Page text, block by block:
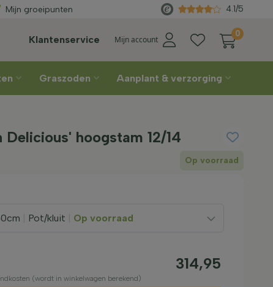
vanaf €450
Mijn groeipunten 4.1/5
Klantenservice Mijn account
0
Graszoden Aanplant & verzorging
hoogstam 12/14
Op voorraad
Pot/kluit Op voorraad
314,95
(wordt in winkelwagen berekend)